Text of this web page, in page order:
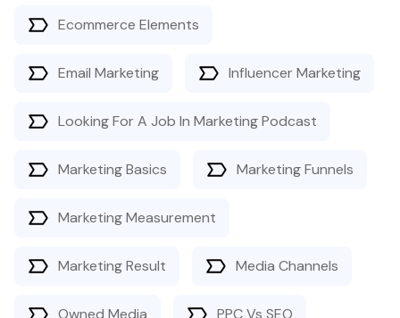
Ecommerce Elements
Email Marketing Influencer Marketing
Looking For A Job In Marketing Podcast
Marketing Basics Marketing Funnels
Marketing Measurement
Marketing Result Media Channels
Owned Media PPC Vs SEO